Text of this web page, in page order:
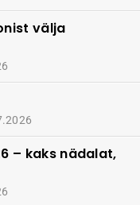
välja
– kaks nädalat,